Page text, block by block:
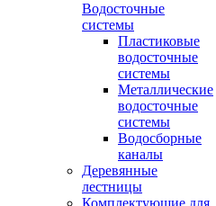
Водосточные
системы
Пластиковые
водосточные
системы
Металлические
водосточные
системы
Водосборные
каналы
Деревянные
лестницы
Комплектующие для